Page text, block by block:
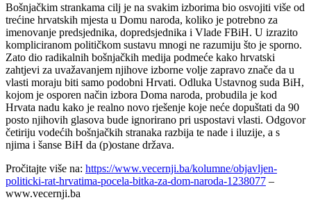
Bošnjačkim strankama cilj je na svakim izborima bio osvojiti više od
trećine hrvatskih mjesta u Domu naroda, koliko je potrebno za
imenovanje predsjednika, dopredsjednika i Vlade FBiH. U izrazito
kompliciranom političkom sustavu mnogi ne razumiju što je sporno.
Zato dio radikalnih bošnjačkih medija podmeće kako hrvatski
zahtjevi za uvažavanjem njihove izborne volje zapravo znače da u
vlasti moraju biti samo podobni Hrvati. Odluka Ustavnog suda BiH,
kojom je osporen način izbora Doma naroda, probudila je kod
Hrvata nadu kako je realno novo rješenje koje neće dopuštati da 90
posto njihovih glasova bude ignorirano pri uspostavi vlasti. Odgovor
četiriju vodećih bošnjačkih stranaka razbija te nade i iluzije, a s
njima i šanse BiH da (p)ostane država.
Pročitajte više na: https://www.vecernji.ba/kolumne/objavljen-
politicki-rat-hrvatima-pocela-bitka-za-dom-naroda-1238077 –
www.vecernji.ba